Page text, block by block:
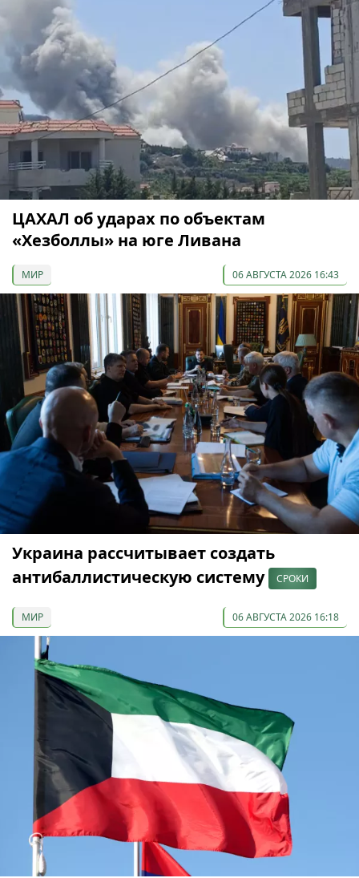
ЦАХАЛ об ударах по объектам
«Хезболлы» на юге Ливана
МИР 06 АВГУСТА 2026 16:43
Украина рассчитывает создать
антибаллистическую систему
СРОКИ
МИР 06 АВГУСТА 2026 16:18